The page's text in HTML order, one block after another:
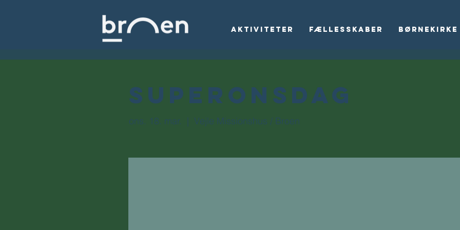
Aktiviteter Fællesskaber Børnekirke
SuperOnsdag
ons. 18. mar. Vejle Missionshus / Broen